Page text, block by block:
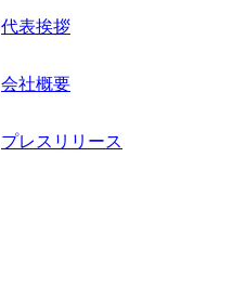
代表挨拶
会社概要
プレスリリース